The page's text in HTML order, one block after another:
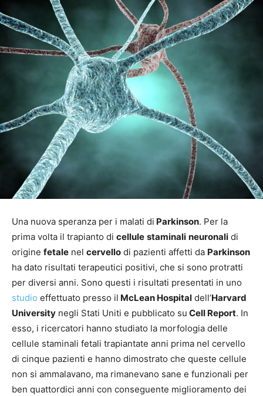
Una nuova speranza per i malati di Parkinson. Per la
prima volta il trapianto di cellule staminali neuronali di
origine fetale nel cervello di pazienti affetti da Parkinson
ha dato risultati terapeutici positivi, che si sono protratti
per diversi anni. Sono questi i risultati presentati in uno
studio effettuato presso il McLean Hospital dell’Harvard
University negli Stati Uniti e pubblicato su Cell Report. In
esso, i ricercatori hanno studiato la morfologia delle
cellule staminali fetali trapiantate anni prima nel cervello
di cinque pazienti e hanno dimostrato che queste cellule
non si ammalavano, ma rimanevano sane e funzionali per
ben quattordici anni con conseguente miglioramento dei